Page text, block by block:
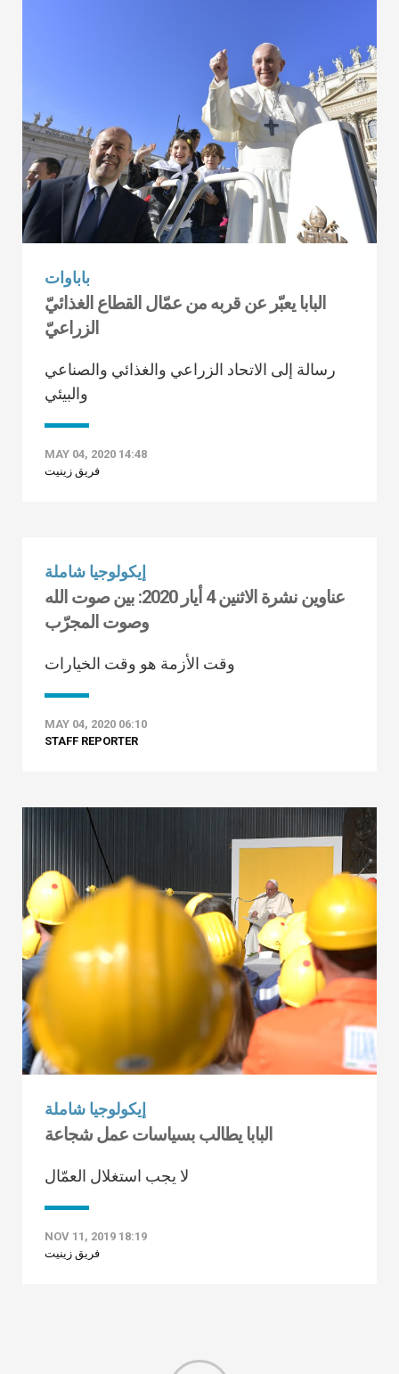
باباوات
البابا يعبّر عن قربه من عمّال القطاع الغذائيّ
الزراعيّ
رسالة إلى الاتحاد الزراعي والغذائي والصناعي
والبيئي
MAY 04, 2020 14:48
فريق زينيت
إيكولوجيا شاملة
عناوين نشرة الاثنين 4 أيار 2020: بين صوت الله
وصوت المجرّب
وقت الأزمة هو وقت الخيارات
MAY 04, 2020 06:10
STAFF REPORTER
إيكولوجيا شاملة
البابا يطالب بسياسات عمل شجاعة
لا يجب استغلال العمّال
NOV 11, 2019 18:19
فريق زينيت